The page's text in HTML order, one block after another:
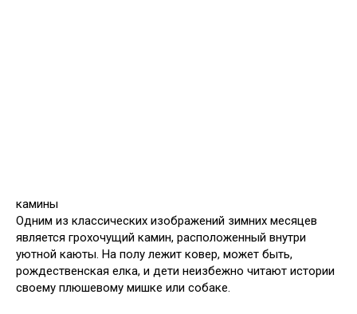
камины
Одним из классических изображений зимних месяцев
является грохочущий камин, расположенный внутри
уютной каюты. На полу лежит ковер, может быть,
рождественская елка, и дети неизбежно читают истории
своему плюшевому мишке или собаке.